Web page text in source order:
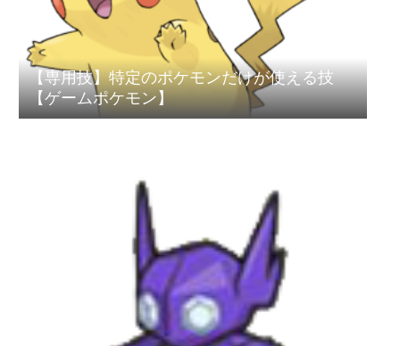
【専用技】特定のポケモンだけが使える技
【ゲームポケモン】